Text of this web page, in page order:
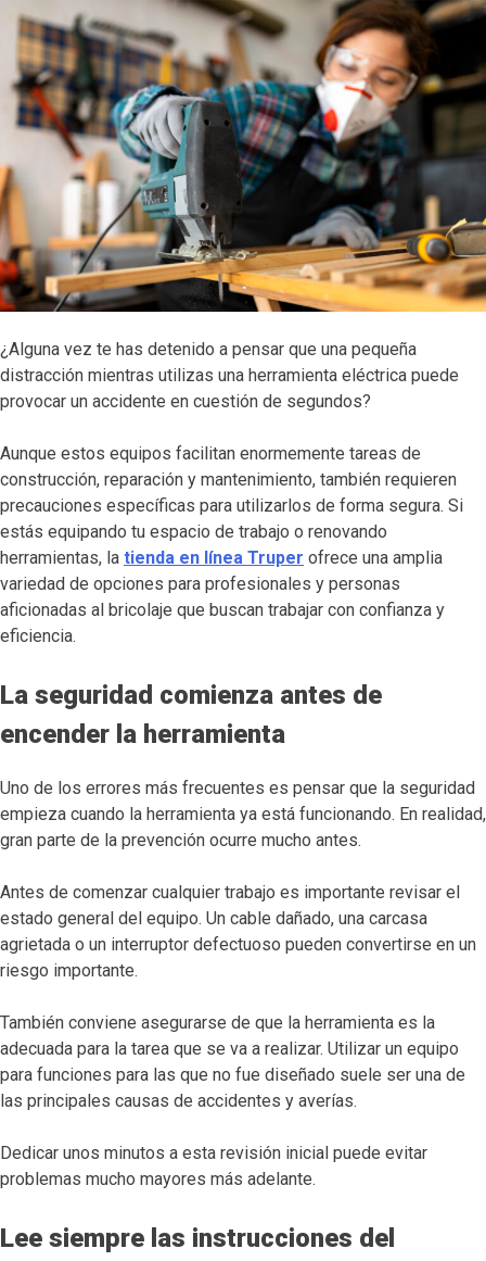
¿Alguna vez te has detenido a pensar que una pequeña
distracción mientras utilizas una herramienta eléctrica puede
provocar un accidente en cuestión de segundos?
Aunque estos equipos facilitan enormemente tareas de
construcción, reparación y mantenimiento, también requieren
precauciones específicas para utilizarlos de forma segura. Si
estás equipando tu espacio de trabajo o renovando
herramientas, la tienda en línea Truper ofrece una amplia
variedad de opciones para profesionales y personas
aficionadas al bricolaje que buscan trabajar con confianza y
eficiencia.
La seguridad comienza antes de
encender la herramienta
Uno de los errores más frecuentes es pensar que la seguridad
empieza cuando la herramienta ya está funcionando. En realidad,
gran parte de la prevención ocurre mucho antes.
Antes de comenzar cualquier trabajo es importante revisar el
estado general del equipo. Un cable dañado, una carcasa
agrietada o un interruptor defectuoso pueden convertirse en un
riesgo importante.
También conviene asegurarse de que la herramienta es la
adecuada para la tarea que se va a realizar. Utilizar un equipo
para funciones para las que no fue diseñado suele ser una de
las principales causas de accidentes y averías.
Dedicar unos minutos a esta revisión inicial puede evitar
problemas mucho mayores más adelante.
Lee siempre las instrucciones del